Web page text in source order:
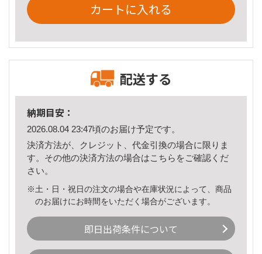
カートに入れる
配送する
納期目安：
2026.08.04 23:47頃のお届け予定です。
決済方法が、クレジット、代金引換の場合に限りま
す。その他の決済方法の場合はこちら をご確認くだ
さい。
※土・日・祝日の注文の場合や在庫状況によって、商品
のお届けにお時間をいただく場合がございます。
即日出荷条件について